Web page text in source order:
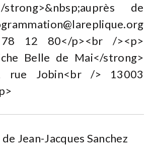
strong>&nbsp;auprès de
12 80</p><br /><p>
Belle de Mai</strong>
Jobin<br /> 13003
Jean-Jacques Sanchez